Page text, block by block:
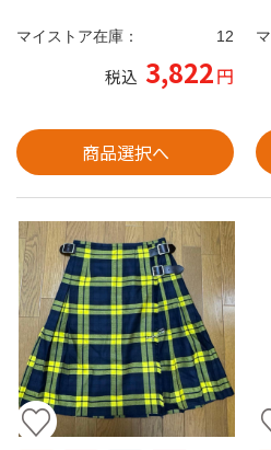
マイストア在庫： 12
税込 3,822円
商品選択へ